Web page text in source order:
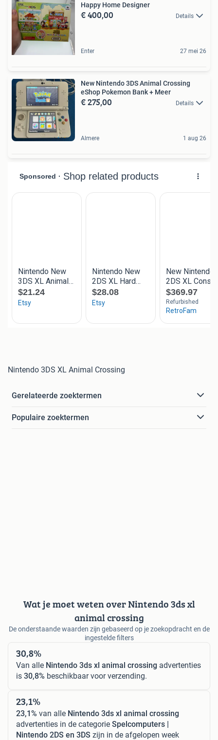
Happy Home Designer
€ 400,00 Details
Enter 27 mei 26
New Nintendo 3DS Animal Crossing
eShop Pokemon Bank + Meer
€ 275,00 Details
Almere 1 aug 26
Nintendo 3DS XL Animal Crossing
Gerelateerde zoektermen
Populaire zoektermen
Wat je moet weten over Nintendo 3ds xl
animal crossing
De onderstaande waarden zijn gebaseerd op je zoekopdracht en de
ingestelde filters
30,8%
Van alle Nintendo 3ds xl animal crossing advertenties
is 30,8% beschikbaar voor verzending.
23,1%
23,1% van alle Nintendo 3ds xl animal crossing
advertenties in de categorie Spelcomputers |
Nintendo 2DS en 3DS zijn in de afgelopen week